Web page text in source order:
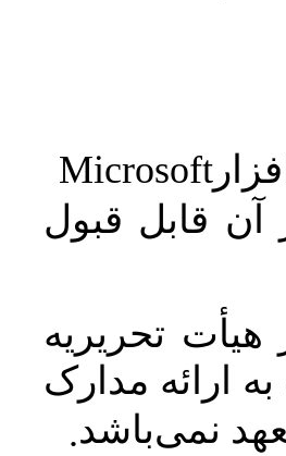
Microsoft
قابل قبول
تحریریه
ارائه مدارک
نمی‌باشد.